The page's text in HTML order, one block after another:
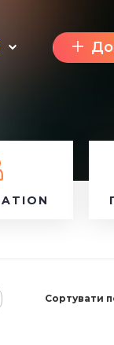
Сортувати